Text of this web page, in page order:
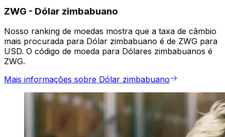
ZWG - Dólar zimbabuano
Nosso ranking de moedas mostra que a taxa de câmbio
mais procurada para Dólar zimbabuano é de ZWG para
USD. O código de moeda para Dólares zimbabuanos é
ZWG.
Mais informações sobre Dólar zimbabuano